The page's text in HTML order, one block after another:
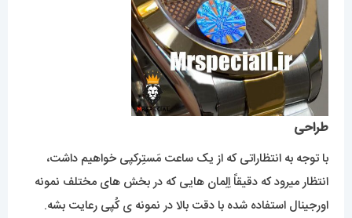
طراحی
با توجه به انتظاراتی که از یک ساعت مَستِرکپی خواهیم داشت،
انتظار میرود که دقیقاً اِلِمان هایی که در بخش های مختلف نمونه
اورجینال استفاده شده با دقت بالا در نمونه ی کُپی رعایت بشه.